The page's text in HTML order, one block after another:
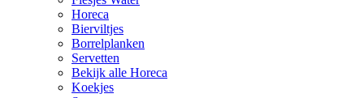
Horeca
Bierviltjes
Borrelplanken
Servetten
Bekijk alle Horeca
Koekjes